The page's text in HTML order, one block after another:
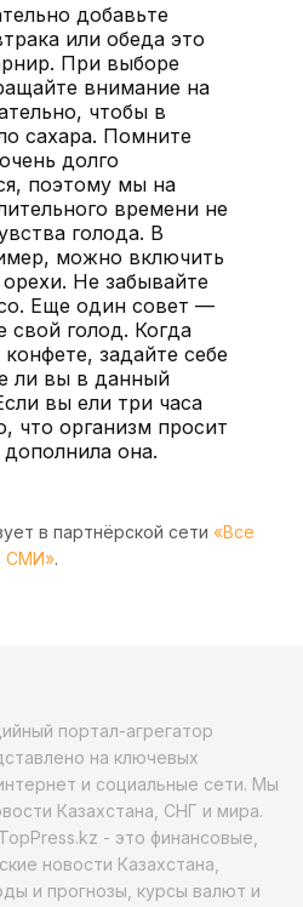
добавьте
или обеда это
При выборе
внимание на
чтобы в
сахара. Помните
долго
поэтому мы на
времени не
голода. В
можно включить
Не забывайте
Еще один совет —
свой голод. Когда
конфете, задайте себе
ли вы в данный
вы ели три часа
что организм просит
она.
в партнёрской сети «Все
СМИ».
портал-агрегатор
на ключевых
и социальные сети. Мы
Казахстана, СНГ и мира.
- это финансовые,
новости Казахстана,
и прогнозы, курсы валют и